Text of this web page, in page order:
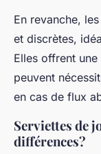
En revanche, les
et discrètes,
Elles offrent
peuvent
en cas de flux
Serviettes de
différences?